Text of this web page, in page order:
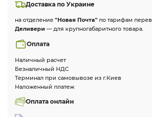
Доставка по Украине
на отделение "Новая Почта" по тарифам
Деливери — для крупногабаритного товара.
Оплата
Наличный расчет
Безналичный НДС
Терминал при самовывозе из г.Киев
Наложенный платеж
Оплата онлайн